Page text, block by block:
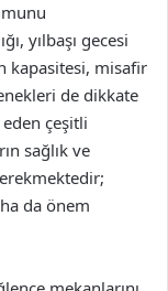
yılbaşı gecesi
kapasitesi, misafir
de dikkate
eden çeşitli
sağlık ve
da önem